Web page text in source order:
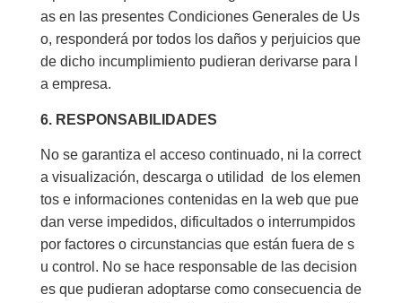
as en las presentes Condiciones Generales de Us
o, responderá por todos los daños y perjuicios que
de dicho incumplimiento pudieran derivarse para l
a empresa.
6. RESPONSABILIDADES
No se garantiza el acceso continuado, ni la correct
a visualización, descarga o utilidad de los elemen
tos e informaciones contenidas en la web que pue
dan verse impedidos, dificultados o interrumpidos
por factores o circunstancias que están fuera de s
u control. No se hace responsable de las decision
es que pudieran adoptarse como consecuencia de